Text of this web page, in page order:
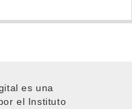
es una
el Instituto